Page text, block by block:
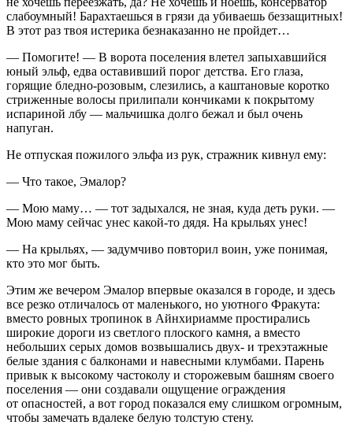
слабоумный! Барахтаешься в грязи да убиваешь беззащитных!
В этот раз твоя истерика безнаказанно не пройдет…
— Помогите! — В ворота поселения влетел запыхавшийся
юный эльф, едва оставивший порог детства. Его глаза,
горящие бледно-розовым, слезились, а каштановые коротко
стриженные волосы прилипали кончиками к покрытому
испариной лбу — мальчишка долго бежал и был очень
напуган.
Не отпуская пожилого эльфа из рук, стражник кивнул ему:
— Что такое, Эмалор?
— Мою маму… — тот задыхался, не зная, куда деть руки. —
Мою маму сейчас унес какой-то дядя. На крыльях унес!
— На крыльях, — задумчиво повторил воин, уже понимая,
кто это мог быть.
Этим же вечером Эмалор впервые оказался в городе, и здесь
все резко отличалось от маленького, но уютного Фракута:
вместо ровных тропинок в Айнхириамме простирались
широкие дороги из светлого плоского камня, а вместо
небольших серых домов возвышались двух- и трехэтажные
белые здания с балконами и навесными клумбами. Парень
привык к высокому частоколу и сторожевым башням своего
поселения — они создавали ощущение ограждения
от опасностей, а вот город показался ему слишком огромным,
чтобы замечать вдалеке белую толстую стену.